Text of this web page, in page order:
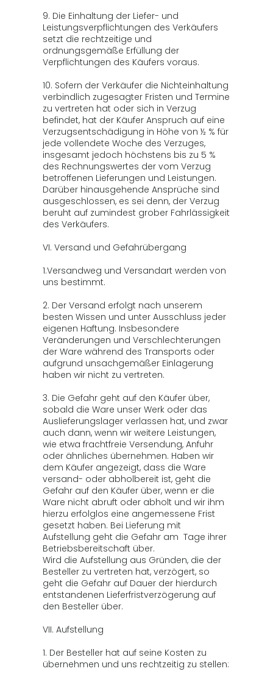
9. Die Einhaltung der Liefer- und
Leistungsverpflichtungen des Verkäufers
setzt die rechtzeitige und
ordnungsgemäße Erfüllung der
Verpflichtungen des Käufers voraus.
10. Sofern der Verkäufer die Nichteinhaltung
verbindlich zugesagter Fristen und Termine
zu vertreten hat oder sich in Verzug
befindet, hat der Käufer Anspruch auf eine
Verzugsentschädigung in Höhe von ½ % für
jede vollendete Woche des Verzuges,
insgesamt jedoch höchstens bis zu 5 %
des Rechnungswertes der vom Verzug
betroffenen Lieferungen und Leistungen.
Darüber hinausgehende Ansprüche sind
ausgeschlossen, es sei denn, der Verzug
beruht auf zumindest grober Fahrlässigkeit
des Verkäufers.
VI. Versand und Gefahrübergang
1.Versandweg und Versandart werden von
uns bestimmt.
2. Der Versand erfolgt nach unserem
besten Wissen und unter Ausschluss jeder
eigenen Haftung. Insbesondere
Veränderungen und Verschlechterungen
der Ware während des Transports oder
aufgrund unsachgemäßer Einlagerung
haben wir nicht zu vertreten.
3. Die Gefahr geht auf den Käufer über,
sobald die Ware unser Werk oder das
Auslieferungslager verlassen hat, und zwar
auch dann, wenn wir weitere Leistungen,
wie etwa frachtfreie Versendung, Anfuhr
oder ähnliches übernehmen. Haben wir
dem Käufer angezeigt, dass die Ware
versand- oder abholbereit ist, geht die
Gefahr auf den Käufer über, wenn er die
Ware nicht abruft oder abholt und wir ihm
hierzu erfolglos eine angemessene Frist
gesetzt haben. Bei Lieferung mit
Aufstellung geht die Gefahr am Tage ihrer
Betriebsbereitschaft über.
Wird die Aufstellung aus Gründen, die der
Besteller zu vertreten hat, verzögert, so
geht die Gefahr auf Dauer der hierdurch
entstandenen Lieferfristverzögerung auf
den Besteller über.
VII. Aufstellung
1. Der Besteller hat auf seine Kosten zu
übernehmen und uns rechtzeitig zu stellen: